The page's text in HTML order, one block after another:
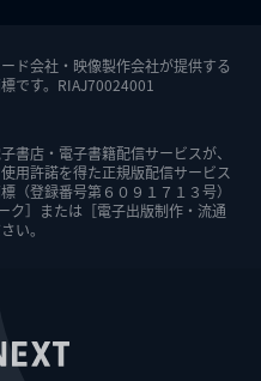
ド会社・映像製作会社が提供する
です。RIAJ70024001
書店・電子書籍配信サービスが、
用許諾を得た正規版配信サービス
（登録番号第６０９１７１３号）
ク］または［電子出版制作・流通
い。